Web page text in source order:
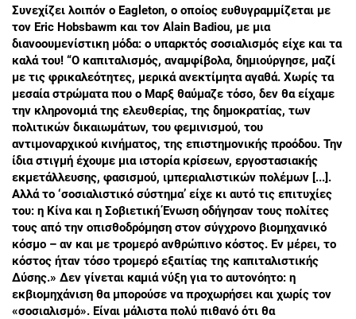
Συνεχίζει λοιπόν ο Eagleton, ο οποίος ευθυγραμμίζεται με
τον Eric Hobsbawm και τον Alain Badiou, με μια
διανοουμενίστικη μόδα: ο υπαρκτός σοσιαλισμός είχε και τα
καλά του! “Ο καπιταλισμός, αναμφίβολα, δημιούργησε, μαζί
με τις φρικαλεότητες, μερικά ανεκτίμητα αγαθά. Χωρίς τα
μεσαία στρώματα που ο Μαρξ θαύμαζε τόσο, δεν θα είχαμε
την κληρονομιά της ελευθερίας, της δημοκρατίας, των
πολιτικών δικαιωμάτων, του φεμινισμού, του
αντιμοναρχικού κινήματος, της επιστημονικής προόδου. Την
ίδια στιγμή έχουμε μια ιστορία κρίσεων, εργοστασιακής
εκμετάλλευσης, φασισμού, ιμπεριαλιστικών πολέμων [...].
Αλλά το ‘σοσιαλιστικό σύστημα’ είχε κι αυτό τις επιτυχίες
του: η Κίνα και η Σοβιετική Ένωση οδήγησαν τους πολίτες
τους από την οπισθοδρόμηση στον σύγχρονο βιομηχανικό
κόσμο – αν και με τρομερό ανθρώπινο κόστος. Εν μέρει, το
κόστος ήταν τόσο τρομερό εξαιτίας της καπιταλιστικής
Δύσης.» Δεν γίνεται καμιά νύξη για το αυτονόητο: η
εκβιομηχάνιση θα μπορούσε να προχωρήσει και χωρίς τον
«σοσιαλισμό». Είναι μάλιστα πολύ πιθανό ότι θα